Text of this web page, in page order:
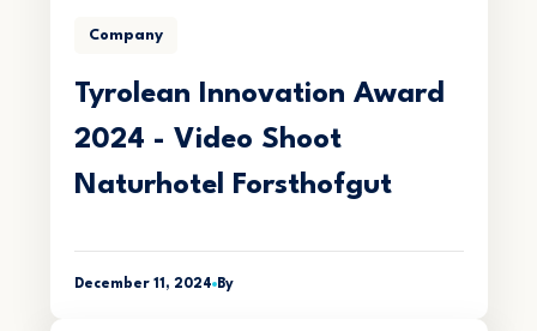
Company
Tyrolean Innovation Award
2024 - Video Shoot
Naturhotel Forsthofgut
December 11, 2024 By